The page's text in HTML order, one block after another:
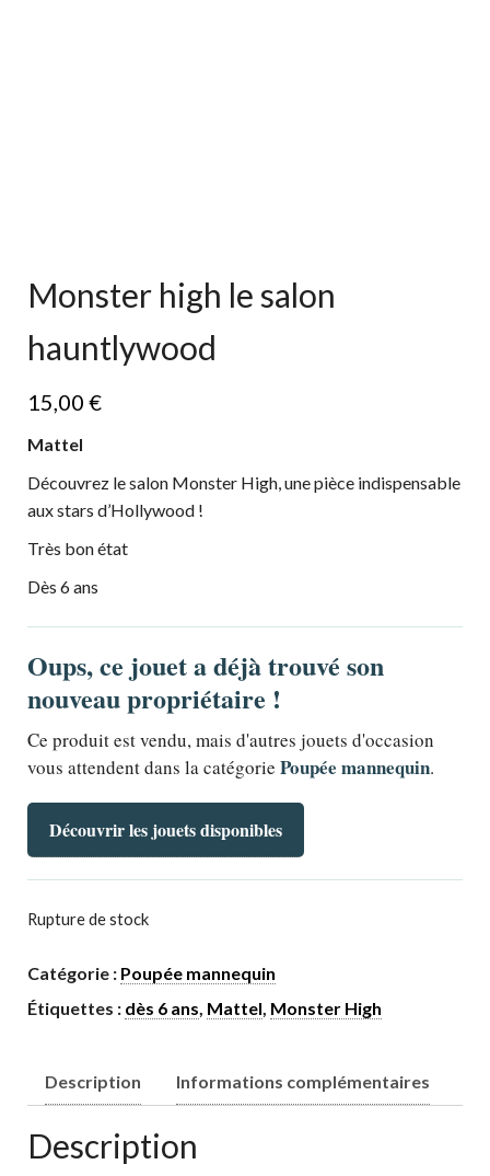
Monster high le salon
hauntlywood
15,00 €
Mattel
Découvrez le salon Monster High, une pièce indispensable
aux stars d’Hollywood !
Très bon état
Dès 6 ans
Oups, ce jouet a déjà trouvé son
nouveau propriétaire !
Ce produit est vendu, mais d'autres jouets d'occasion
vous attendent dans la catégorie Poupée mannequin.
Découvrir les jouets disponibles
Rupture de stock
Catégorie : Poupée mannequin
Étiquettes : dès 6 ans, Mattel, Monster High
Description Informations complémentaires
Description